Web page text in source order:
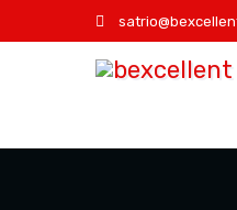
to